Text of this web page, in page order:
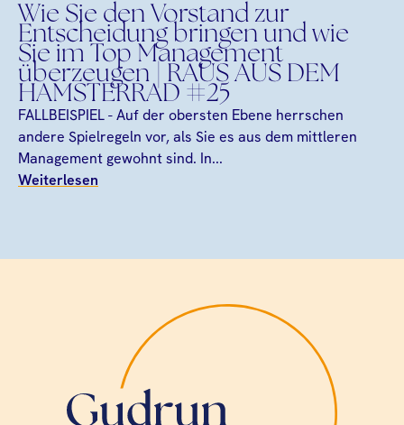
Wie Sie den Vorstand zur
Entscheidung bringen und wie
Sie im Top Management
überzeugen | RAUS AUS DEM
HAMSTERRAD #25
FALLBEISPIEL - Auf der obersten Ebene herrschen
andere Spielregeln vor, als Sie es aus dem mittleren
Management gewohnt sind. In...
Weiterlesen